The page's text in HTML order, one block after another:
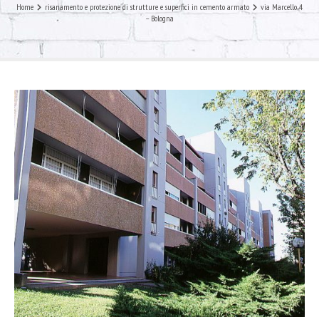
Home risanamento e protezione di strutture e superfici in cemento armato
via Marcello 4
– Bologna